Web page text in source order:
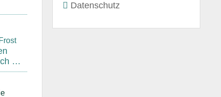
Datenschutz
…